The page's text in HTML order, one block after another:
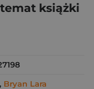
książki
, Bryan Lara